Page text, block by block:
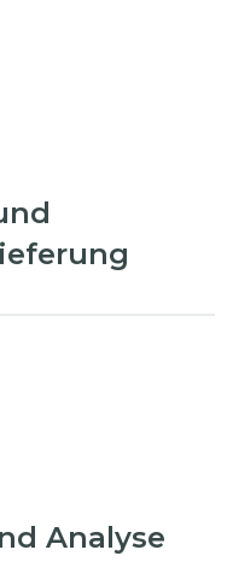
Analyse